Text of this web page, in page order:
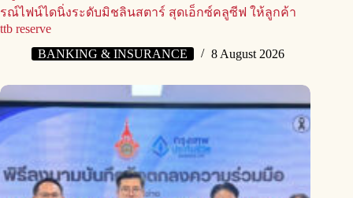
รณ์ไฟน์ไดนิ่งระดับมิชลินสตาร์ สุดเอ็กซ์คลูซีฟ ให้ลูกค้า
ttb reserve
BANKING & INSURANCE
8 August 2026